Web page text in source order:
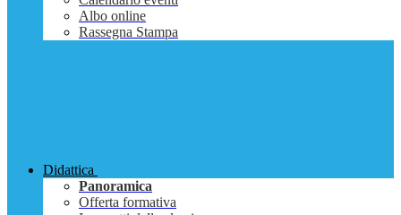
Albo online
Rassegna Stampa
Didattica
Panoramica
Offerta formativa